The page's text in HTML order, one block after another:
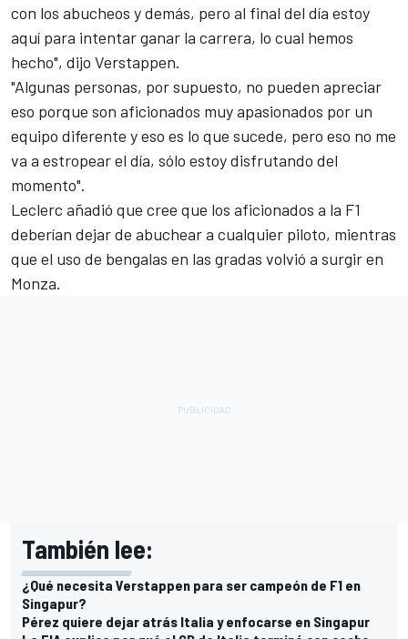
con los abucheos y demás, pero al final del día estoy
aquí para intentar ganar la carrera, lo cual hemos
hecho", dijo Verstappen.
"Algunas personas, por supuesto, no pueden apreciar
eso porque son aficionados muy apasionados por un
equipo diferente y eso es lo que sucede, pero eso no me
va a estropear el día, sólo estoy disfrutando del
momento".
Leclerc añadió que cree que los aficionados a la F1
deberían dejar de abuchear a cualquier piloto, mientras
que el uso de bengalas en las gradas volvió a surgir en
Monza.
También lee:
¿Qué necesita Verstappen para ser campeón de F1 en
Singapur?
Pérez quiere dejar atrás Italia y enfocarse en Singapur